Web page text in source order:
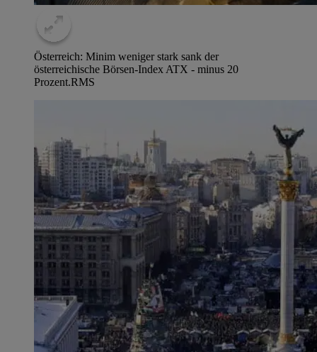
Österreich: Minim weniger stark sank der
österreichische Börsen-Index ATX - minus 20
Prozent.RMS